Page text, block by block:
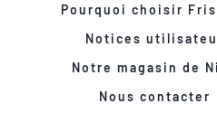
Pourquoi choisir
Notices
Notre magasin de
Nous contacter